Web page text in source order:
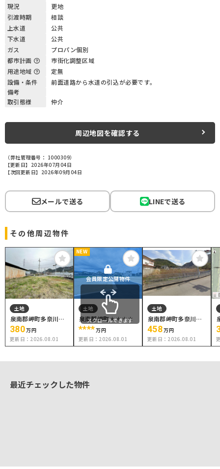
現況
更地
引渡時期
相談
上水道
公共
下水道
公共
ガス
プロパン個別
都市計画
市街化調整区域
用途地域
定無
設備・条件
前面道路から水道の引込が必要です。
備考
取引態様
仲介
周辺地図を確認する
（弊社管理番号： 1000309）
【更新日】2026年07月04日
【次回更新日】2026年09月04日
メールで送る LINEで送る
その他周辺物件
土地
泉南郡岬町多奈川谷
川
380万円
更新日： 2026.08.01
会員限定公開物件
NEW
土地
泉南郡岬町＊＊＊＊
****万円
更新日： 2026.08.01
土地
泉南郡岬町多奈川谷
川
458万円
更新日： 2026.08.01
スクロールできます
最近チェックした物件